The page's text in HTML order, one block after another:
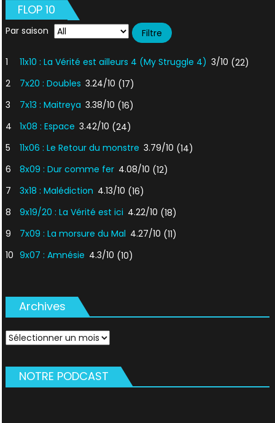
FLOP 10
Par saison
1 11x10 : La Vérité est ailleurs 4 (My Struggle 4) 3/10 (22)
2
7x20 : Doubles 3.24/10 (17)
3
7x13 : Maitreya 3.38/10 (16)
4
1x08 : Espace 3.42/10 (24)
5
11x06 : Le Retour du monstre 3.79/10 (14)
6
8x09 : Dur comme fer 4.08/10 (12)
7
3x18 : Malédiction 4.13/10 (16)
8
9x19/20 : La Vérité est ici 4.22/10 (18)
9
7x09 : La morsure du Mal 4.27/10 (11)
10 9x07 : Amnésie 4.3/10 (10)
Archives
Archives
NOTRE PODCAST